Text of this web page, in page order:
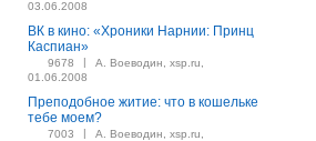
03.06.2008
ВК в кино: «Хроники Нарнии: Принц
Каспиан»
9678 |
А. Воеводин, xsp.ru,
01.06.2008
Преподобное житие: что в кошельке
тебе моем?
7003 |
А. Воеводин, xsp.ru,